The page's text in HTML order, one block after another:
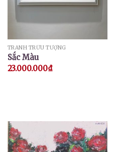
TRANH TRỪU TƯỢNG
Sắc Màu
23.000.000₫